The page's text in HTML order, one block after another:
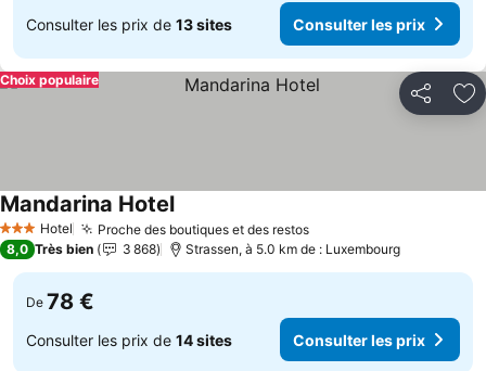
Consulter les prix de 13 sites Consulter les prix
Partager
Choix populaire
3 ÉtoilesHotel Proche des boutiques et des restosConsulter les prix
Mandarina HotelConsulter les prix
8,0 Très bien 3 868 Strassen, à 5.0 km de : Luxembourg
De 78 €
Consulter les prix de 14 sites Consulter les prix